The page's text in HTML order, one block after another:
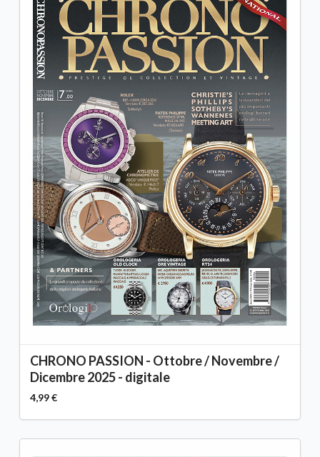
CHRONO PASSION - Ottobre / Novembre /
Dicembre 2025 - digitale
4,99 €